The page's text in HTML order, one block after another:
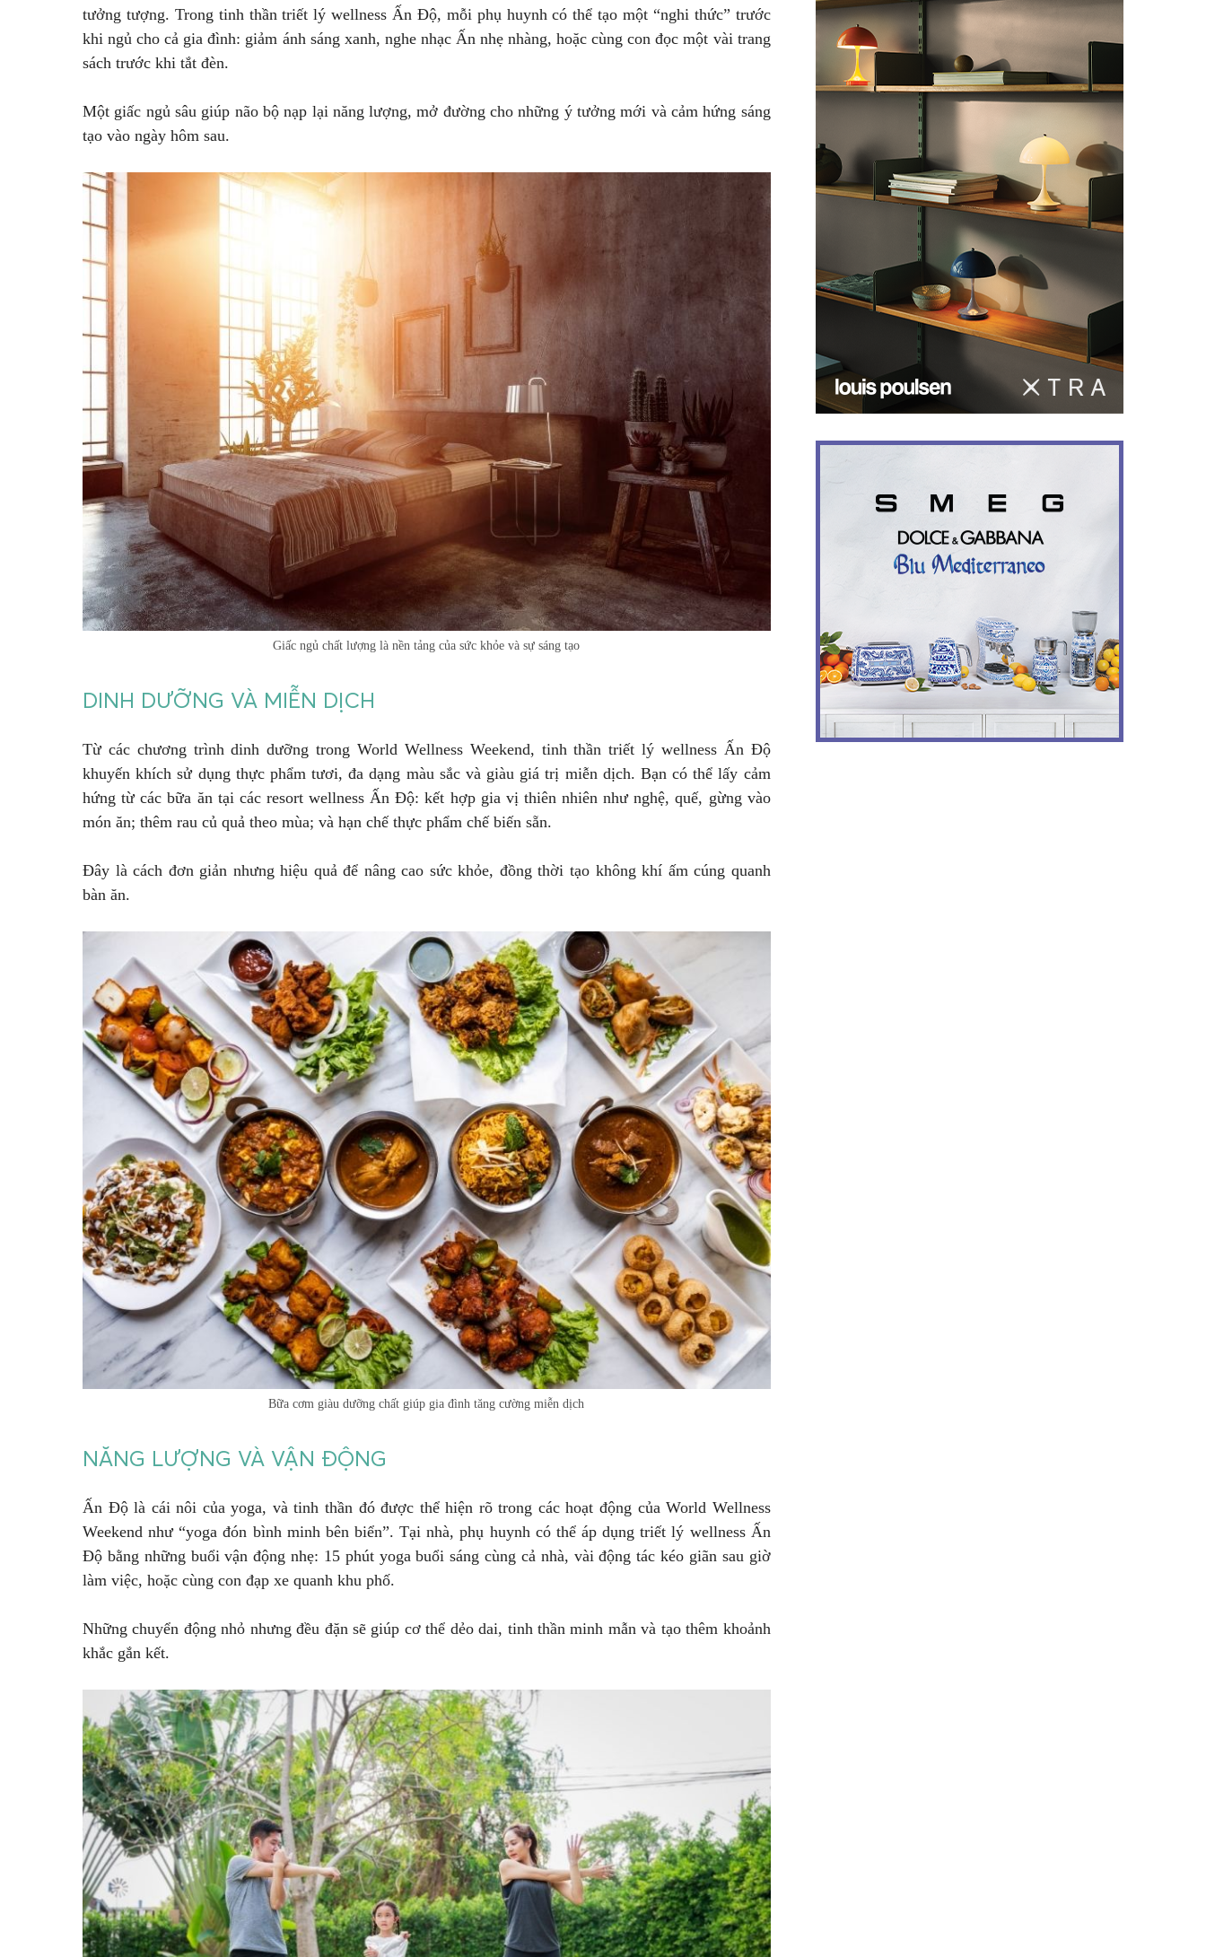
tưởng tượng. Trong tinh thần triết lý wellness Ấn Độ, mỗi phụ huynh có thể tạo một “nghi thức” trước
khi ngủ cho cả gia đình: giảm ánh sáng xanh, nghe nhạc Ấn nhẹ nhàng, hoặc cùng con đọc một vài trang
sách trước khi tắt đèn.
Một giấc ngủ sâu giúp não bộ nạp lại năng lượng, mở đường cho những ý tưởng mới và cảm hứng sáng
tạo vào ngày hôm sau.
Giấc ngủ chất lượng là nền tảng của sức khỏe và sự sáng tạo
DINH DƯỠNG VÀ MIỄN DỊCH
Từ các chương trình dinh dưỡng trong World Wellness Weekend, tinh thần triết lý wellness Ấn Độ
khuyến khích sử dụng thực phẩm tươi, đa dạng màu sắc và giàu giá trị miễn dịch. Bạn có thể lấy cảm
hứng từ các bữa ăn tại các resort wellness Ấn Độ: kết hợp gia vị thiên nhiên như nghệ, quế, gừng vào
món ăn; thêm rau củ quả theo mùa; và hạn chế thực phẩm chế biến sẵn.
Đây là cách đơn giản nhưng hiệu quả để nâng cao sức khỏe, đồng thời tạo không khí ấm cúng quanh
bàn ăn.
Bữa cơm giàu dưỡng chất giúp gia đình tăng cường miễn dịch
NĂNG LƯỢNG VÀ VẬN ĐỘNG
Ấn Độ là cái nôi của yoga, và tinh thần đó được thể hiện rõ trong các hoạt động của World Wellness
Weekend như “yoga đón bình minh bên biển”. Tại nhà, phụ huynh có thể áp dụng triết lý wellness Ấn
Độ bằng những buổi vận động nhẹ: 15 phút yoga buổi sáng cùng cả nhà, vài động tác kéo giãn sau giờ
làm việc, hoặc cùng con đạp xe quanh khu phố.
Những chuyển động nhỏ nhưng đều đặn sẽ giúp cơ thể dẻo dai, tinh thần minh mẫn và tạo thêm khoảnh
khắc gắn kết.